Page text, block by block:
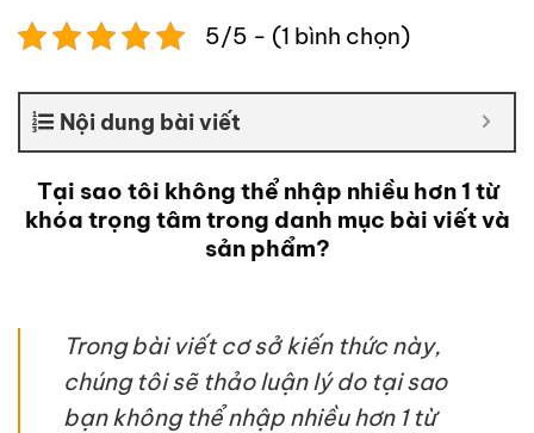
5/5 - (1 bình chọn)
Nội dung bài viết
Tại sao tôi không thể nhập nhiều hơn 1 từ
khóa trọng tâm trong danh mục bài viết và
sản phẩm?
Trong bài viết cơ sở kiến thức này,
chúng tôi sẽ thảo luận lý do tại sao
bạn không thể nhập nhiều hơn 1 từ